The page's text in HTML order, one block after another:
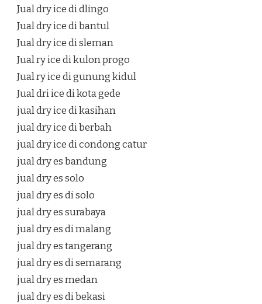
Jual dry ice di dlingo
Jual dry ice di bantul
Jual dry ice di sleman
Jual ry ice di kulon progo
Jual ry ice di gunung kidul
Jual dri ice di kota gede
jual dry ice di kasihan
jual dry ice di berbah
jual dry ice di condong catur
jual dry es bandung
jual dry es solo
jual dry es di solo
jual dry es surabaya
jual dry es di malang
jual dry es tangerang
jual dry es di semarang
jual dry es medan
jual dry es di bekasi